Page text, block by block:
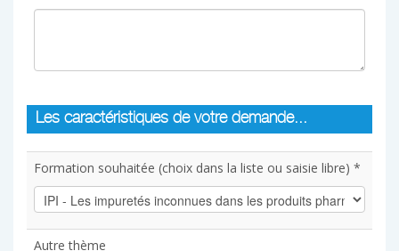
Les caractéristiques de votre demande...
Formation souhaitée (choix dans la liste ou saisie libre) *
Autre thème